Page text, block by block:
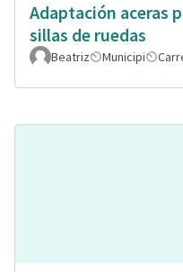
Adaptación aceras
sillas de ruedas
Beatriz Municipi